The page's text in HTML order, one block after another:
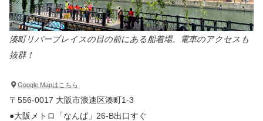
湊町リバープレイスの目の前にある船着場。電車のアクセスも
抜群！
Google Mapはこちら
〒556-0017 大阪市浪速区湊町1-3
●大阪メトロ「なんば」26-B出口すぐ